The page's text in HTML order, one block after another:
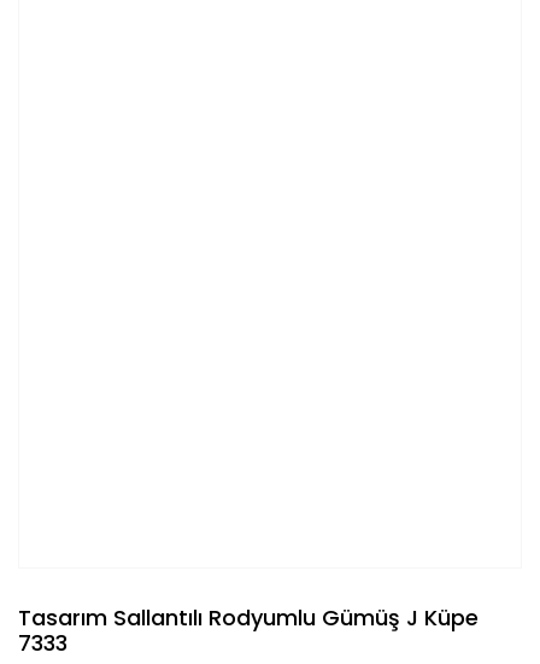
Tasarım Sallantılı Rodyumlu Gümüş J Küpe
7333